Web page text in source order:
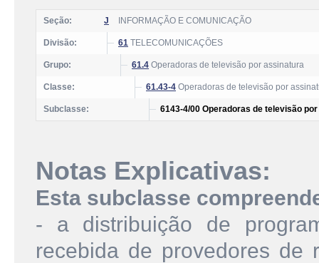
Seção: J INFORMAÇÃO E COMUNICAÇÃO
Divisão: 61 TELECOMUNICAÇÕES
Grupo: 61.4 Operadoras de televisão por assinatura
Classe: 61.43-4 Operadoras de televisão por
Subclasse: 6143-4/00 Operadoras de televisão
Notas Explicativas:
Esta subclasse
- a distribuição de
recebida de provedores de